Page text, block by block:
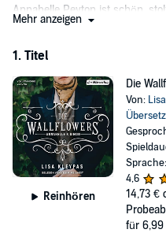
Annabelle Peyton ist schön,
vorteilhafte Ehe kann sie und
Einzig Simon Hunt, ein
Und er macht kein Geheimnis
Als Annabelle auf einem Ball
Daisy und Evie – kennenlernt,
Die vier jungen Frauen
vermögenden Ehemännern zu
Annabelle eine Einladung zum
allerdings auch: Simon Hunt.
©2022 Goldmann Verlag
Mehr anzeigen
1. Titel
Reinhören
Die
Von:
4,6
14,73 €
für 6,99